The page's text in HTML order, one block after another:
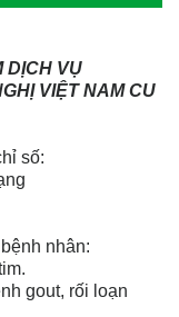
DỊCH VỤ
VIỆT NAM CU
số:
nhân:
gout, rối loạn